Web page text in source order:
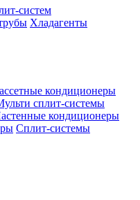
систем
Хладагенты
кондиционеры
сплит-системы
кондиционеры
Сплит-системы